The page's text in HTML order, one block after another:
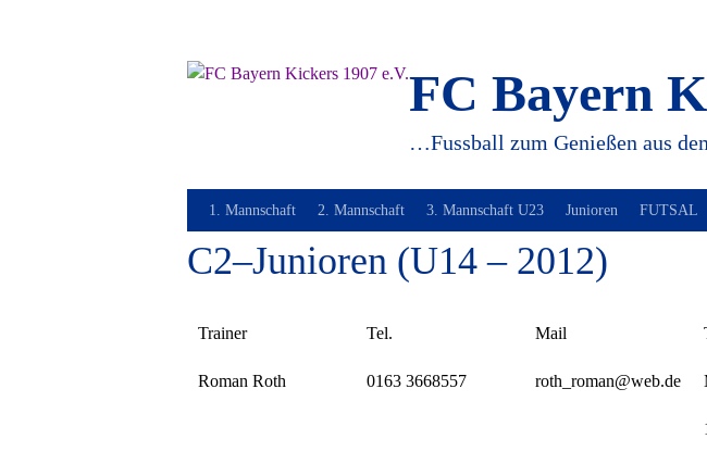
FC Bayern
…Fussball zum Genießen aus
1. Mannschaft 2. Mannschaft 3. Mannschaft U23 Junioren FUTSAL
C2–Junioren (U14 – 2012)
Trainer Tel. Mail
Roman Roth 0163 3668557 roth_roman@web.de